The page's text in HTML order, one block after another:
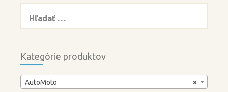
Kategórie produktov
×
AutoMoto